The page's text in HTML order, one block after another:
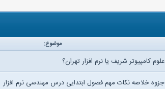
موضوع:
علوم کامپیوتر شریف یا نرم افزار تهران؟
جزوه خلاصه نکات مهم فصول ابتدایی درس مهندسی نرم افزار